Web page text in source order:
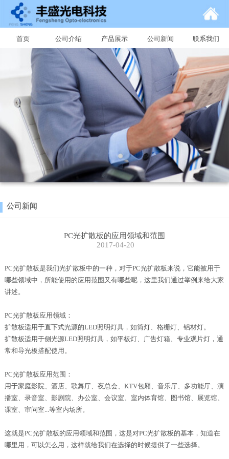
首页 公司介绍 产品展示 公司新闻 联系我们
公司新闻
PC光扩散板的应用领域和范围
2017-04-20
PC光扩散板是我们光扩散板中的一种，对于PC光扩散板来说，它能被用于
哪些领域中，所能使用的应用范围又有哪些呢，这里我们通过举例来给大家
讲述。
PC光扩散板应用领域：
扩散板适用于直下式光源的LED照明灯具，如筒灯、格栅灯、铝材灯。
扩散板适用于侧光源LED照明灯具，如平板灯、广告灯箱、专业观片灯，通
常和导光板搭配使用。
PC光扩散板应用范围：
用于家庭影院、酒店、歌舞厅、夜总会、KTV包厢、音乐厅、多功能厅、演
播室、录音室、影剧院、办公室、会议室、室内体育馆、图书馆、展览馆、
课室、审问室...等室内场所。
这就是PC光扩散板的应用领域和范围，这是对PC光扩散板的基本，知道在
哪里用，可以怎么用，这样就给我们在选择的时候提供了一些选择。